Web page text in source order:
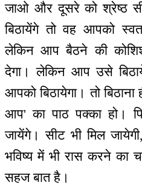
जाओ और दूसरे को श्रेष्ठ
बिठायेंगे तो वह आपको
लेकिन आप बैठने की
देगा। लेकिन आप उसे
आपको बिठायेगा। तो
आप' का पाठ पक्का हो।
जायेंगे। सीट भी मिल
भविष्य में भी रास करने का
सहज बात है।